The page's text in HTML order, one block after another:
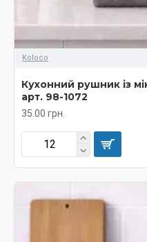
Koloco
Кухонний рушник із
арт. 98-1072
35.00 грн.